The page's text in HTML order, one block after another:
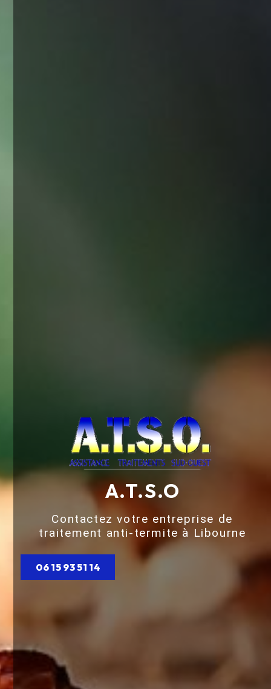
A.T.S.O
Contactez votre entreprise de
traitement anti-termite à Libourne
06 15 93 51 14